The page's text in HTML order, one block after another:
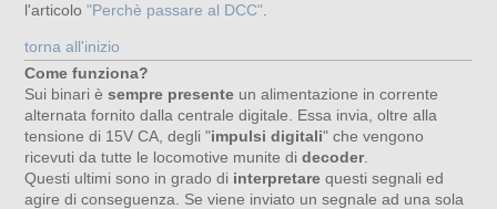
l'articolo "Perchè passare al DCC".
torna all'inizio
Come funziona?
Sui binari è sempre presente un alimentazione in corrente
alternata fornito dalla centrale digitale. Essa invia, oltre alla
tensione di 15V CA, degli "impulsi digitali" che vengono
ricevuti da tutte le locomotive munite di decoder.
Questi ultimi sono in grado di interpretare questi segnali ed
agire di conseguenza. Se viene inviato un segnale ad una sola